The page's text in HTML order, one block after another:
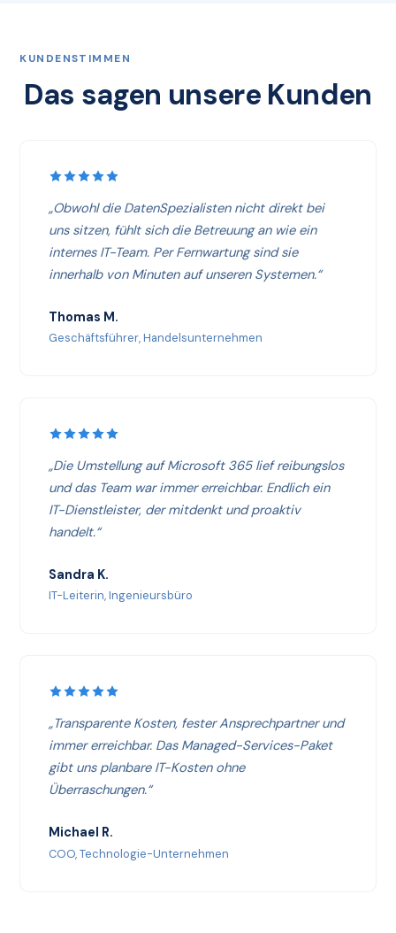
KUNDENSTIMMEN
Das sagen unsere Kunden
„Obwohl die DatenSpezialisten nicht direkt bei
uns sitzen, fühlt sich die Betreuung an wie ein
internes IT-Team. Per Fernwartung sind sie
innerhalb von Minuten auf unseren Systemen.“
Thomas M.
Geschäftsführer, Handelsunternehmen
„Die Umstellung auf Microsoft 365 lief reibungslos
und das Team war immer erreichbar. Endlich ein
IT-Dienstleister, der mitdenkt und proaktiv
handelt.“
Sandra K.
IT-Leiterin, Ingenieursbüro
„Transparente Kosten, fester Ansprechpartner und
immer erreichbar. Das Managed-Services-Paket
gibt uns planbare IT-Kosten ohne
Überraschungen.“
Michael R.
COO, Technologie-Unternehmen